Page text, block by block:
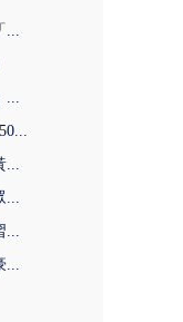
...
...
...
...
...
...